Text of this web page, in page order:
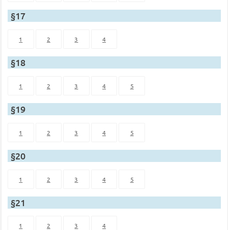
§17
1 2 3 4
§18
1 2 3 4 5
§19
1 2 3 4 5
§20
1 2 3 4 5
§21
1 2 3 4